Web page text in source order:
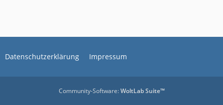
Datenschutzerklärung Impressum
Community-Software:WoltLab Suite™